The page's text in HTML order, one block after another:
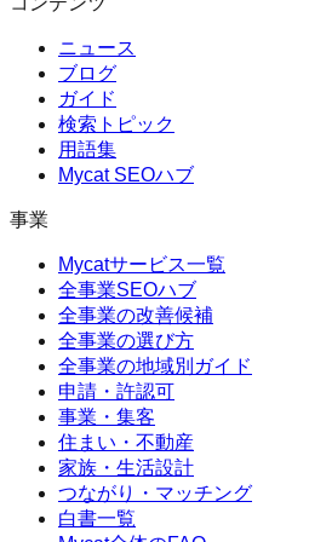
ニュース
ブログ
ガイド
検索トピック
用語集
Mycat SEOハブ
事業
Mycatサービス一覧
全事業SEOハブ
全事業の改善候補
全事業の選び方
全事業の地域別ガイド
申請・許認可
事業・集客
住まい・不動産
家族・生活設計
つながり・マッチング
白書一覧